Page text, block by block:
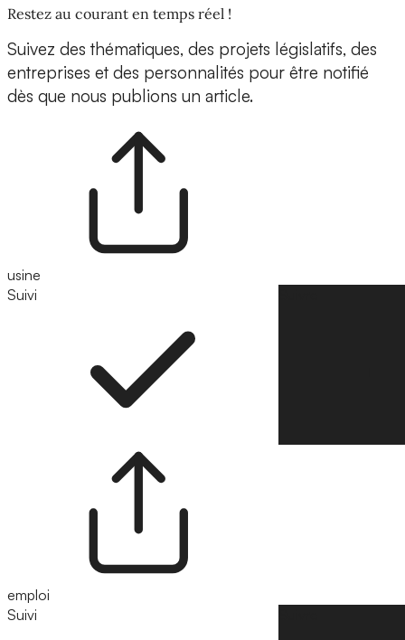
Restez au courant en temps réel !
Suivez des thématiques, des projets législatifs, des
entreprises et des personnalités pour être notifié
dès que nous publions un article.
usine
Suivi
emploi
Suivi